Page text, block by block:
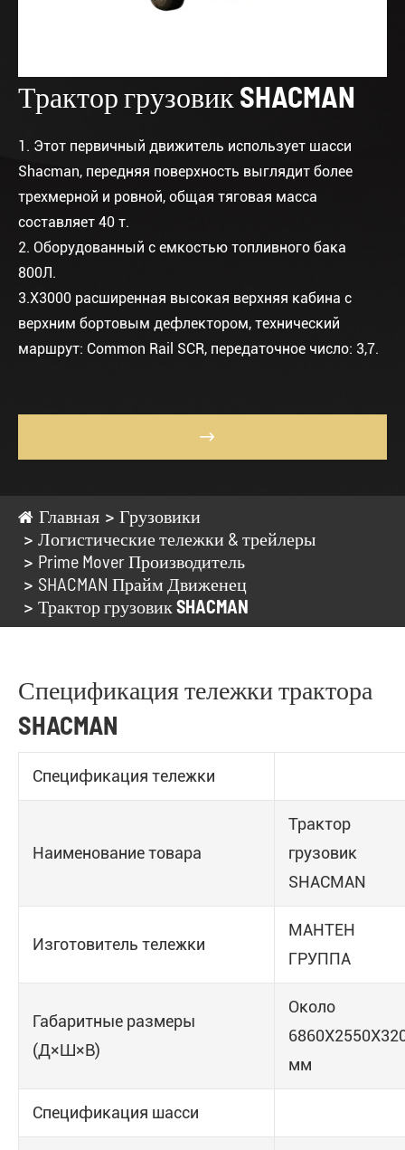
Трактор грузовик SHACMAN
1. Этот первичный движитель использует шасси
Shacman, передняя поверхность выглядит более
трехмерной и ровной, общая тяговая масса
составляет 40 т.
2. Оборудованный с емкостью топливного бака
800Л.
3.X3000 расширенная высокая верхняя кабина с
верхним бортовым дефлектором, технический
маршрут: Common Rail SCR, передаточное число: 3,7.

Главная
Грузовики
Логистические тележки & трейлеры
Prime Mover Производитель
SHACMAN Прайм Движенец
Трактор грузовик SHACMAN
Спецификация тележки трактора
SHACMAN
Спецификация тележки
Наименование товара
Трактор
грузовик
SHACMAN
Изготовитель тележки
МАНТЕН
ГРУППА
Габаритные размеры
(Д×Ш×В)
Около
мм
Спецификация шасси